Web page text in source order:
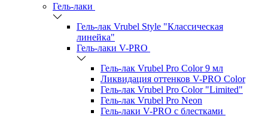
Гель-лаки
Гель-лак Vrubel Style "Классическая
линейка"
Гель-лаки V-PRO
Гель-лак Vrubel Pro Color 9 мл
Ликвидация оттенков V-PRO Color
Гель-лак Vrubel Pro Color "Limited"
Гель-лак Vrubel Pro Neon
Гель-лаки V-PRO c блестками